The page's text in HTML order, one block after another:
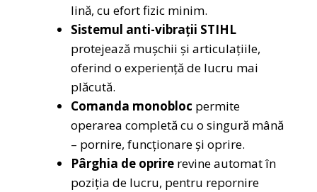
lină, cu efort fizic minim.
Sistemul anti-vibrații STIHL
protejează mușchii și articulațiile,
oferind o experiență de lucru mai
plăcută.
Comanda monobloc permite
operarea completă cu o singură mână
– pornire, funcționare și oprire.
Pârghia de oprire revine automat în
poziția de lucru, pentru repornire